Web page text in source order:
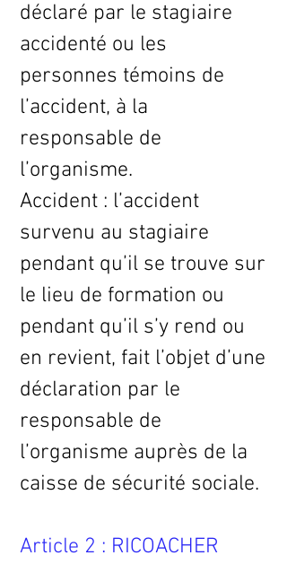
déclaré par le stagiaire
accidenté ou les
personnes témoins de
l’accident, à la
responsable de
l’organisme.
Accident : l’accident
survenu au stagiaire
pendant qu’il se trouve sur
le lieu de formation ou
pendant qu’il s’y rend ou
en revient, fait l’objet d’une
déclaration par le
responsable de
l’organisme auprès de la
caisse de sécurité sociale.
Article 2 : RICOACHER